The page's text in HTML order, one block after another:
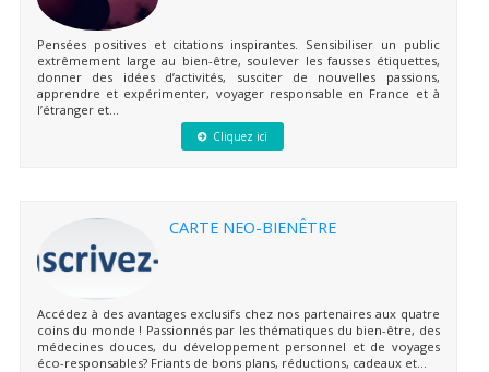
Pensées positives et citations inspirantes. Sensibiliser un public
extrêmement large au bien-être, soulever les fausses étiquettes,
donner des idées d’activités, susciter de nouvelles passions,
apprendre et expérimenter, voyager responsable en France et à
l’étranger et...
Cliquez ici
CARTE NEO-BIENÊTRE
Accédez à des avantages exclusifs chez nos partenaires aux quatre
coins du monde ! Passionnés par les thématiques du bien-être, des
médecines douces, du développement personnel et de voyages
éco-responsables? Friants de bons plans, réductions, cadeaux et...